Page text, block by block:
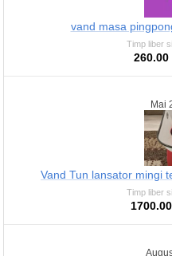
vand masa
Timp liber
Mai
Vand Tun lansator mingi
Timp liber